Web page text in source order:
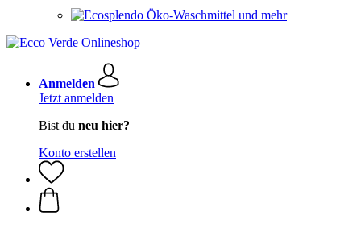
Öko-Waschmittel und mehr
Anmelden
Jetzt anmelden
Bist du neu hier?
Konto erstellen